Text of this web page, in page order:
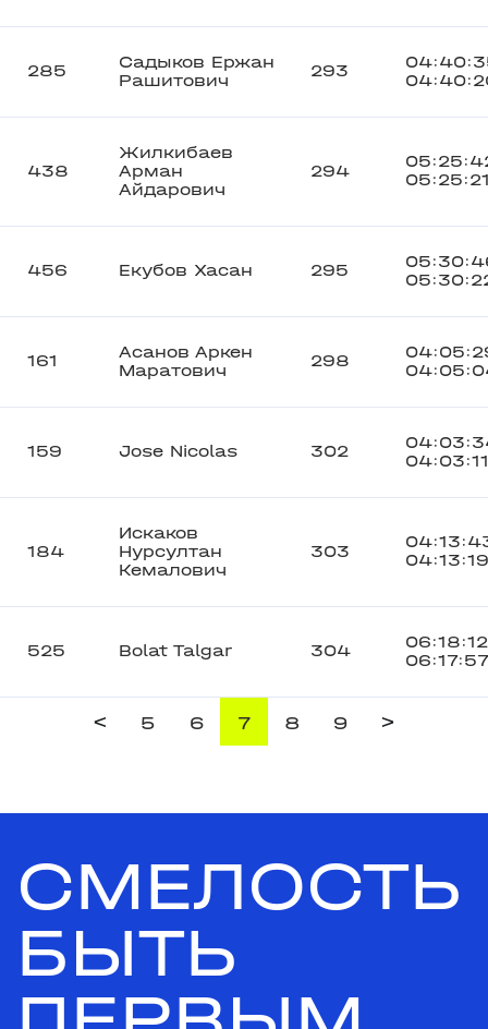
285
Садыков Ержан
Рашитович
293
438
Жилкибаев
Арман
Айдарович
294
456 Екубов Хасан 295
161
Асанов Аркен
Маратович
298
159 Jose Nicolas 302
04:03:11
184
Искаков
Нурсултан
Кемалович
303
04:13:19
525 Bolat Talgar 304
06:18:12
06:17:57
< 5 6 7 8 9 >
СМЕЛОСТЬ
БЫТЬ